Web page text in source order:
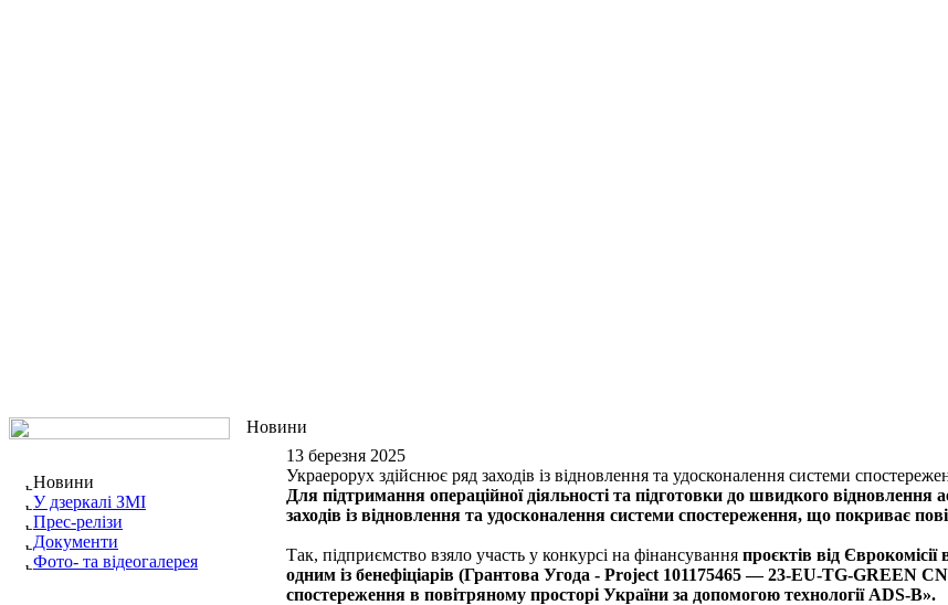
Новини
У дзеркалі ЗМІ
Прес-релізи
Документи
Фото- та відеогалерея
Новини
13 березня 2025
Украерорух здійснює ряд заходів із відновлення та удосконалення системи
Для підтримання операційної діяльності та підготовки до швидкого відновлення
заходів із відновлення та удосконалення системи спостереження, що покриває
Так, підприємство взяло участь у конкурсі на фінансування проєктів від
одним із бенефіціарів (Грантова Угода - Project 101175465 — 23-EU-TG-GREEN
спостереження в повітряному просторі України за допомогою технології ADS-B».